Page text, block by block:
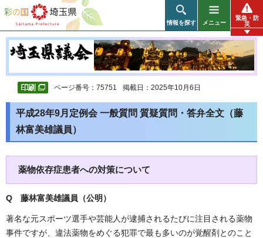
彩の国 埼玉県
情報を探す メニュー
緊急・防
災
ページ番号：75751 掲載日：2025年10月6日
平成28年9月定例会 一般質問 質疑質問・答弁全文（藤
林富美雄議員）
薬物依存症患者への対策について
Q 藤林富美雄議員（公明 ）
著名な元スポーツ選手や芸能人が逮捕されるたびに注目される薬物
事件ですが、違法薬物をめぐる犯罪で最も多いのが覚醒剤とのこと